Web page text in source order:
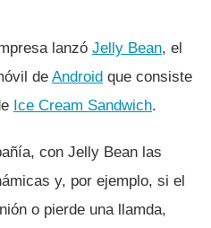
lanzó Jelly Bean, el
de Android que consiste
Ice Cream Sandwich.
con Jelly Bean las
y, por ejemplo, si el
o pierde una llamda,